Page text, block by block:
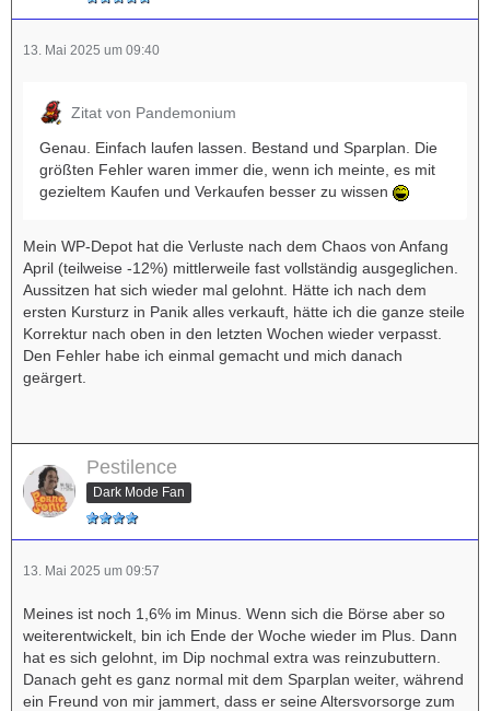
13. Mai 2025 um 09:40
Zitat von Pandemonium
Genau. Einfach laufen lassen. Bestand und Sparplan. Die
größten Fehler waren immer die, wenn ich meinte, es mit
gezieltem Kaufen und Verkaufen besser zu wissen
Mein WP-Depot hat die Verluste nach dem Chaos von Anfang
April (teilweise -12%) mittlerweile fast vollständig ausgeglichen.
Aussitzen hat sich wieder mal gelohnt. Hätte ich nach dem
ersten Kursturz in Panik alles verkauft, hätte ich die ganze steile
Korrektur nach oben in den letzten Wochen wieder verpasst.
Den Fehler habe ich einmal gemacht und mich danach
geärgert.
Pestilence
Dark Mode Fan
13. Mai 2025 um 09:57
Meines ist noch 1,6% im Minus. Wenn sich die Börse aber so
weiterentwickelt, bin ich Ende der Woche wieder im Plus. Dann
hat es sich gelohnt, im Dip nochmal extra was reinzubuttern.
Danach geht es ganz normal mit dem Sparplan weiter, während
ein Freund von mir jammert, dass er seine Altersvorsorge zum